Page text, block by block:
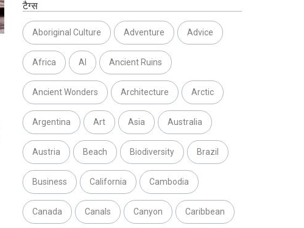
टैग्स
Aboriginal Culture Adventure Advice
Africa AI Ancient Ruins
Ancient Wonders Architecture Arctic
Argentina Art Asia Australia
Austria Beach Biodiversity Brazil
Business California Cambodia
Canada Canals Canyon Caribbean